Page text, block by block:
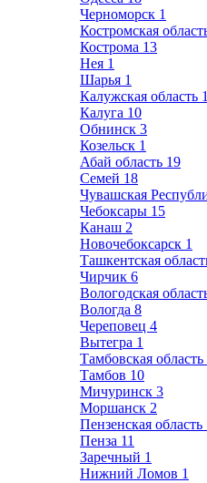
Черноморск 1
Костромская
Кострома 13
Нея 1
Шарья 1
Калужская область
Калуга 10
Обнинск 3
Козельск 1
Абай область 19
Семей 18
Чувашская
Чебоксары 15
Канаш 2
Новочебоксарск 1
Ташкентская
Чирчик 6
Вологодская
Вологда 8
Череповец 4
Вытегра 1
Тамбовская область
Тамбов 10
Мичуринск 3
Моршанск 2
Пензенская область
Пенза 11
Заречный 1
Нижний Ломов 1